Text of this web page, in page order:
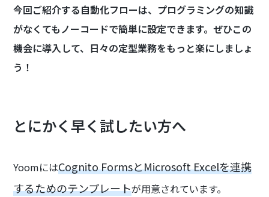
今回ご紹介する自動化フローは、プログラミングの知識
がなくてもノーコードで簡単に設定できます。ぜひこの
機会に導入して、日々の定型業務をもっと楽にしましょ
う！
とにかく早く試したい方へ
YoomにはCognito FormsとMicrosoft Excelを連携
するためのテンプレートが用意されています。